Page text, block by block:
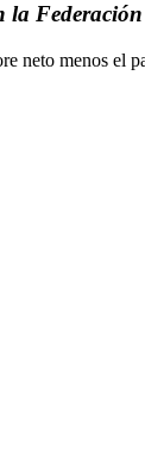
la
neto menos el